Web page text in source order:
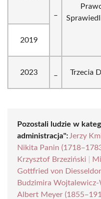
2019
2023 Trzecia
Pozostali ludzie w
administracja": Jerzy
Nikita Panin
Krzysztof Brzeziński
Gottfried von
Budzimira
Albert Meyer